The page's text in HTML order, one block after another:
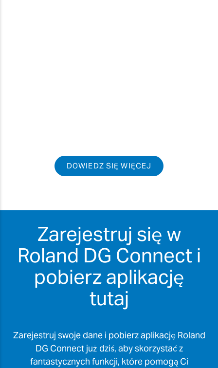
DOWIEDZ SIĘ WIĘCEJ
Zarejestruj się w
Roland DG Connect i
pobierz aplikację
tutaj
Zarejestruj swoje dane i pobierz aplikację Roland
DG Connect już dziś, aby skorzystać z
fantastycznych funkcji, które pomogą Ci